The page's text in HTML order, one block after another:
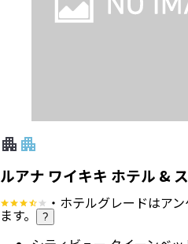
ルアナ ワイキキ ホテル &
・ホテルグレードはア
ます。 ?